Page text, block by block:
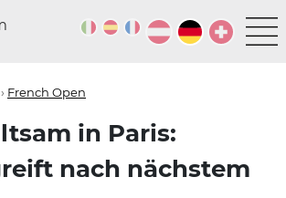
French Open
in Paris:
nach nächstem